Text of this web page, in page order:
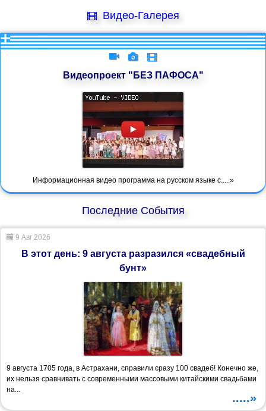
Видео-Галерея
Видеопроект "БЕЗ ПАФОСА"
Информационная видео программа на русском языке с.....»
Последние События
9 Авг 2026
В этот день: 9 августа разразился «свадебный
бунт»
9 августа 1705 года, в Астрахани, справили сразу 100 свадеб! Конечно же,
их нельзя сравнивать с современными массовыми китайскими свадьбами
на...
.....»